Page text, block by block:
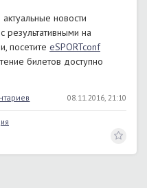
новости
результативными на
посетите eSPORTconf
билетов доступно
08.11.2016, 21:10